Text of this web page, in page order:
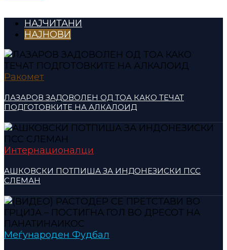
НАЈЧИТАНИ
НАЈНОВИ
Ракомет
ЛАЗАРОВ ЗАДОВОЛЕН ОД ТОА КАКО ТЕЧАТ
ПОДГОТОВКИТЕ НА АЛКАЛОИД
Интернационалци
АШКОВСКИ ПОТПИША ЗА ИНДОНЕЗИСКИ ПСС
СЛЕМАН
Меѓународен Фудбал